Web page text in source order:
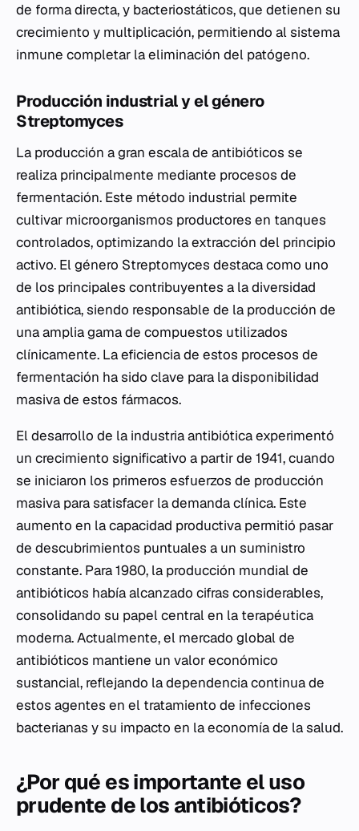
de forma directa, y bacteriostáticos, que detienen su
crecimiento y multiplicación, permitiendo al sistema
inmune completar la eliminación del patógeno.
Producción industrial y el género
Streptomyces
La producción a gran escala de antibióticos se
realiza principalmente mediante procesos de
fermentación. Este método industrial permite
cultivar microorganismos productores en tanques
controlados, optimizando la extracción del principio
activo. El género Streptomyces destaca como uno
de los principales contribuyentes a la diversidad
antibiótica, siendo responsable de la producción de
una amplia gama de compuestos utilizados
clínicamente. La eficiencia de estos procesos de
fermentación ha sido clave para la disponibilidad
masiva de estos fármacos.
El desarrollo de la industria antibiótica experimentó
un crecimiento significativo a partir de 1941, cuando
se iniciaron los primeros esfuerzos de producción
masiva para satisfacer la demanda clínica. Este
aumento en la capacidad productiva permitió pasar
de descubrimientos puntuales a un suministro
constante. Para 1980, la producción mundial de
antibióticos había alcanzado cifras considerables,
consolidando su papel central en la terapéutica
moderna. Actualmente, el mercado global de
antibióticos mantiene un valor económico
sustancial, reflejando la dependencia continua de
estos agentes en el tratamiento de infecciones
bacterianas y su impacto en la economía de la salud.
¿Por qué es importante el uso
prudente de los antibióticos?